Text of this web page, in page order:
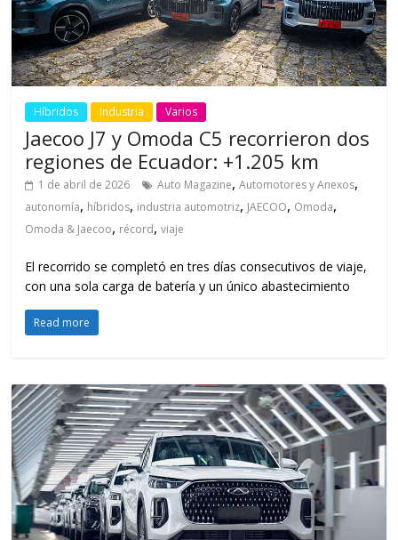
Híbridos Industria Varios
Jaecoo J7 y Omoda C5 recorrieron dos
regiones de Ecuador: +1.205 km
1 de abril de 2026 Auto Magazine,Automotores y Anexos,
autonomía, híbridos, industria automotriz, JAECOO, Omoda,
Omoda & Jaecoo, récord,viaje
El recorrido se completó en tres días consecutivos de viaje,
con una sola carga de batería y un único abastecimiento
Read more